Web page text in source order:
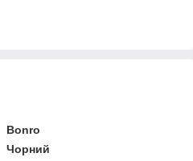
Bonro
Чорний